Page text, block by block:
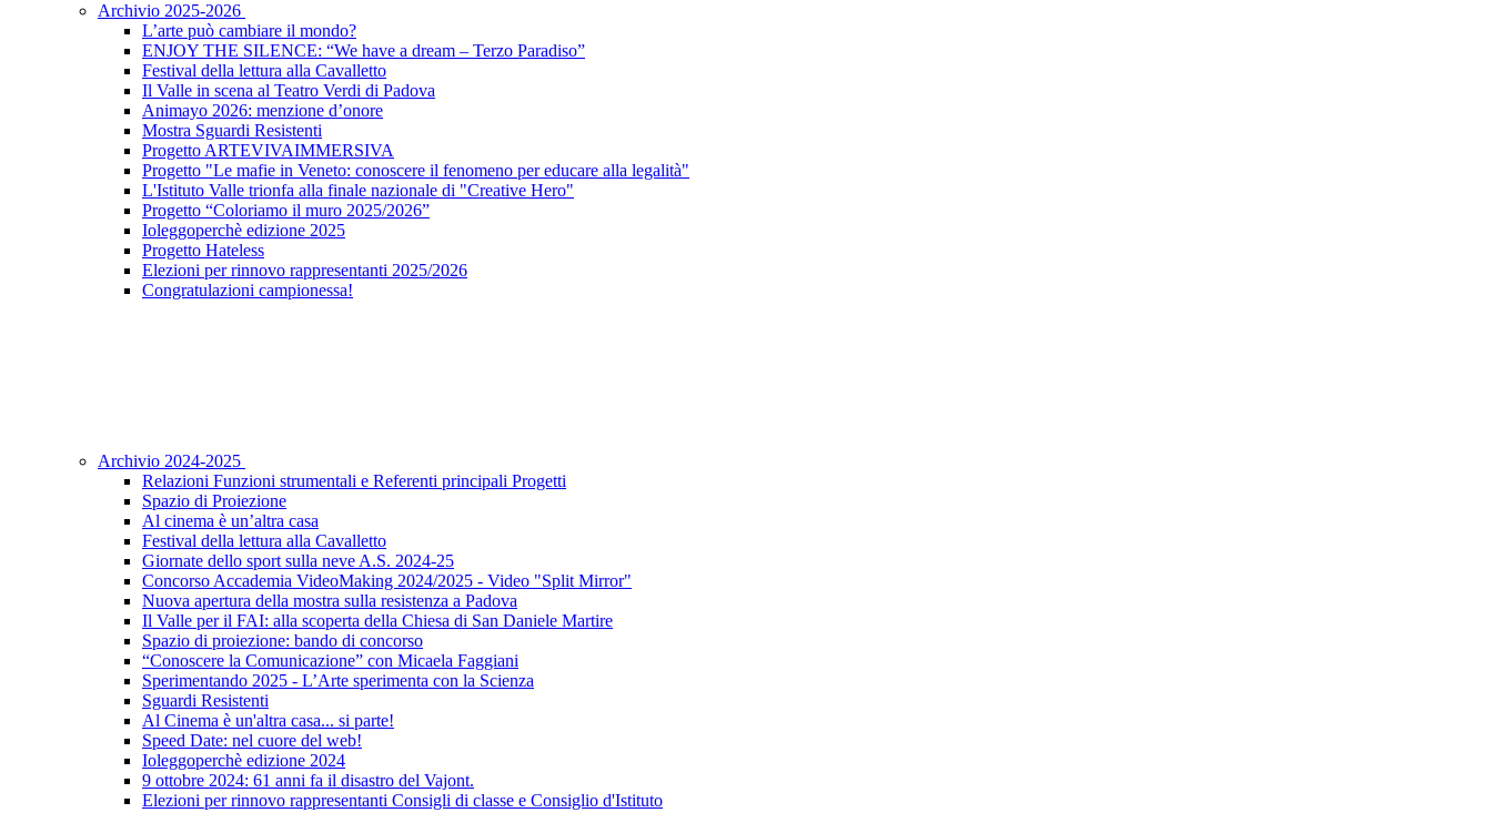
Archivio 2025-2026
L’arte può cambiare il mondo?
ENJOY THE SILENCE: “We have a dream – Terzo Paradiso”
Festival della lettura alla Cavalletto
Il Valle in scena al Teatro Verdi di Padova
Animayo 2026: menzione d’onore
Mostra Sguardi Resistenti
Progetto ARTEVIVAIMMERSIVA
Progetto "Le mafie in Veneto: conoscere il fenomeno per educare alla legalità"
L'Istituto Valle trionfa alla finale nazionale di "Creative Hero"
Progetto “Coloriamo il muro 2025/2026”
Ioleggoperchè edizione 2025
Progetto Hateless
Elezioni per rinnovo rappresentanti 2025/2026
Congratulazioni campionessa!
Archivio 2024-2025
Relazioni Funzioni strumentali e Referenti principali Progetti
Spazio di Proiezione
Al cinema è un’altra casa
Festival della lettura alla Cavalletto
Giornate dello sport sulla neve A.S. 2024-25
Concorso Accademia VideoMaking 2024/2025 - Video "Split Mirror"
Nuova apertura della mostra sulla resistenza a Padova
Il Valle per il FAI: alla scoperta della Chiesa di San Daniele Martire
Spazio di proiezione: bando di concorso
“Conoscere la Comunicazione” con Micaela Faggiani
Sperimentando 2025 - L’Arte sperimenta con la Scienza
Sguardi Resistenti
Al Cinema è un'altra casa... si parte!
Speed Date: nel cuore del web!
Ioleggoperchè edizione 2024
9 ottobre 2024: 61 anni fa il disastro del Vajont.
Elezioni per rinnovo rappresentanti Consigli di classe e Consiglio d'Istituto